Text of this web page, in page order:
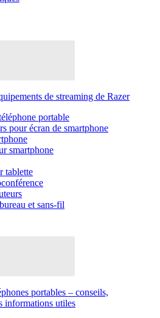
de streaming de Razer
portable
pour écran de smartphone
smartphone
tablette
et sans-fil
portables – conseils,
informations utiles